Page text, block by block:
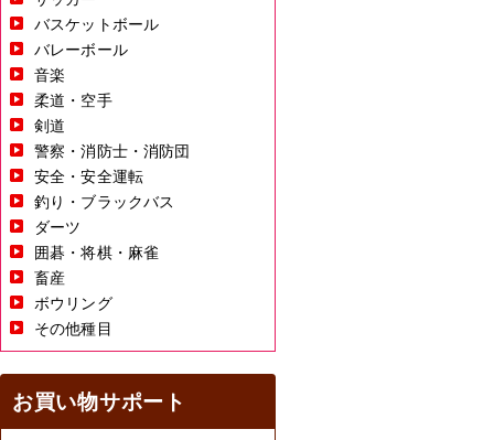
バスケットボール
バレーボール
音楽
柔道・空手
剣道
警察・消防士・消防団
安全・安全運転
釣り・ブラックバス
ダーツ
囲碁・将棋・麻雀
畜産
ボウリング
その他種目
お買い物サポート